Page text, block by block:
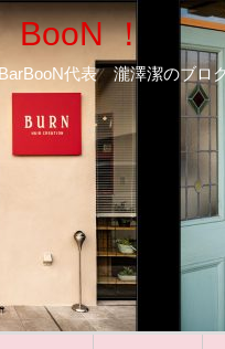
！
代表 瀧澤潔のブロ